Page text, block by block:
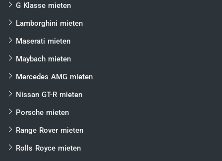
Nürnberg
Bremen
Dortmund
Essen
Magdeburg
Bielefeld
Heilbronn
G Klasse mieten
Lamborghini mieten
Maserati mieten
Maybach mieten
Mercedes AMG mieten
Nissan GT-R mieten
Porsche mieten
Range Rover mieten
Rolls Royce mieten